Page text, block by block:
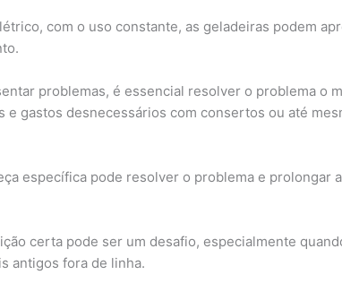
com o uso constante, as geladeiras podem
problemas, é essencial resolver o problema o
e gastos desnecessários com consertos ou até
específica pode resolver o problema e prolongar
certa pode ser um desafio, especialmente
antigos fora de linha.